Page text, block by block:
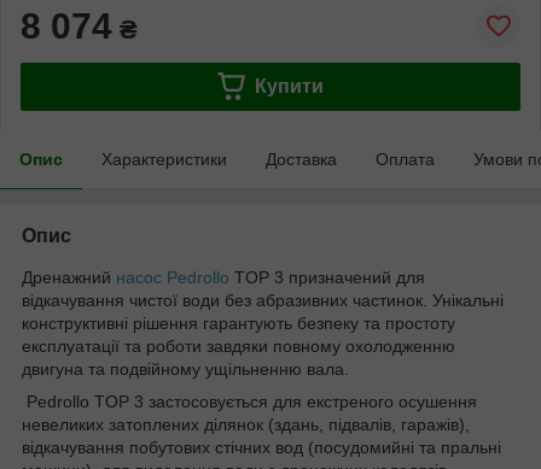
8 074 ₴
Купити
Опис Характеристики Доставка Оплата Умови
Опис
Дренажний насос Pedrollo TOP 3 призначений для
відкачування чистої води без абразивних частинок. Унікальні
конструктивні рішення гарантують безпеку та простоту
експлуатації та роботи завдяки повному охолодженню
двигуна та подвійному ущільненню вала.
Pedrollo TOP 3 застосовується для екстреного осушення
невеликих затоплених ділянок (здань, підвалів, гаражів),
відкачування побутових стічних вод (посудомийні та пральні